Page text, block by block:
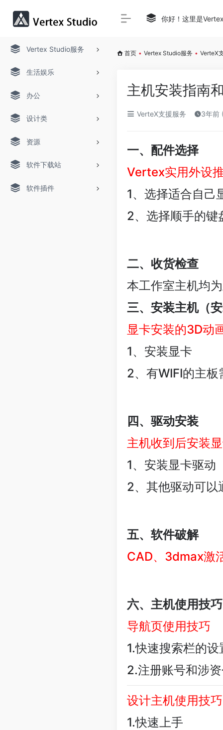
Vertex Studio服务
生活娱乐
办公
设计类
资源
软件下载站
软件插件
你好！这里是
首页 • Vertex Studio服务 • VerteX
主机安装指南
VerteX支援服务 3年前
一、配件选择
Vertex实用外设
1、选择适合自己
2、选择顺手的键
二、收货检查
本工作室主机均
三、安装主机（安
显卡安装的3D动
1、安装显卡
2、有WIFI的主板
四、驱动安装
主机收到后安装
1、安装显卡驱动
2、其他驱动可
五、软件破解
CAD、3dmax激
六、主机使用技巧
导航页使用技巧
1.快速搜索栏的设
2.注册账号和涉
设计主机使用技巧
1.快速上手